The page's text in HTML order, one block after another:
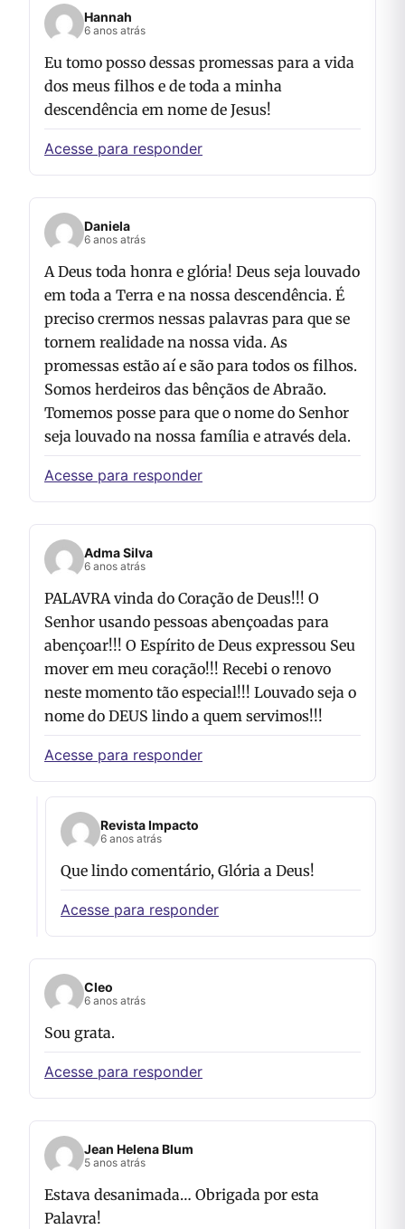
Hannah
6 anos atrás
Eu tomo posso dessas promessas para a vida
dos meus filhos e de toda a minha
descendência em nome de Jesus!
Acesse para responder
Daniela
6 anos atrás
A Deus toda honra e glória! Deus seja louvado
em toda a Terra e na nossa descendência. É
preciso crermos nessas palavras para que se
tornem realidade na nossa vida. As
promessas estão aí e são para todos os filhos.
Somos herdeiros das bênçãos de Abraão.
Tomemos posse para que o nome do Senhor
seja louvado na nossa família e através dela.
Acesse para responder
Adma Silva
6 anos atrás
PALAVRA vinda do Coração de Deus!!! O
Senhor usando pessoas abençoadas para
abençoar!!! O Espírito de Deus expressou Seu
mover em meu coração!!! Recebi o renovo
neste momento tão especial!!! Louvado seja o
nome do DEUS lindo a quem servimos!!!
Acesse para responder
Revista Impacto
6 anos atrás
Que lindo comentário, Glória a Deus!
Acesse para responder
Cleo
6 anos atrás
Sou grata.
Acesse para responder
Jean Helena Blum
5 anos atrás
Estava desanimada… Obrigada por esta
Palavra!